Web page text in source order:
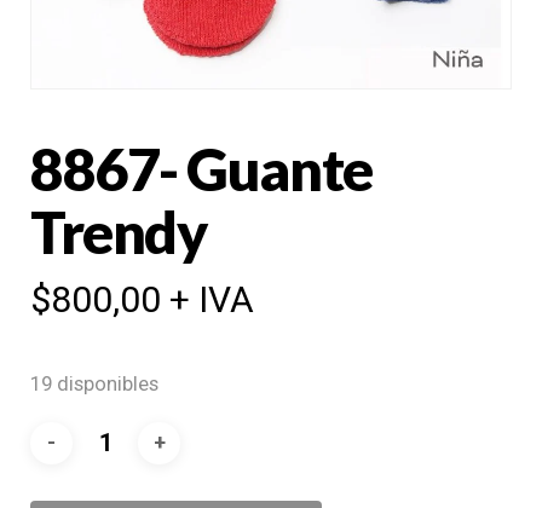
8867- Guante
Trendy
$800,00 + IVA
19 disponibles